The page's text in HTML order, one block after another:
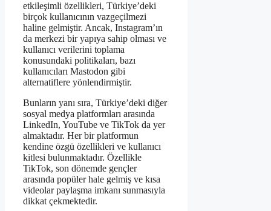
etkileşimli özellikleri, Türkiye’deki
birçok kullanıcının vazgeçilmezi
haline gelmiştir. Ancak, Instagram’ın
da merkezi bir yapıya sahip olması ve
kullanıcı verilerini toplama
konusundaki politikaları, bazı
kullanıcıları Mastodon gibi
alternatiflere yönlendirmiştir.
Bunların yanı sıra, Türkiye’deki diğer
sosyal medya platformları arasında
LinkedIn, YouTube ve TikTok da yer
almaktadır. Her bir platformun
kendine özgü özellikleri ve kullanıcı
kitlesi bulunmaktadır. Özellikle
TikTok, son dönemde gençler
arasında popüler hale gelmiş ve kısa
videolar paylaşma imkanı sunmasıyla
dikkat çekmektedir.